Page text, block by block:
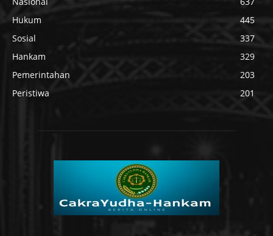
Hukum
445
Sosial
337
Hankam
329
Pemerintahan
203
Peristiwa
201